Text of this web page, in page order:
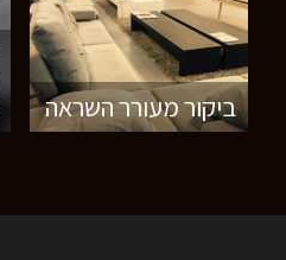
ביקור מעורר השראה